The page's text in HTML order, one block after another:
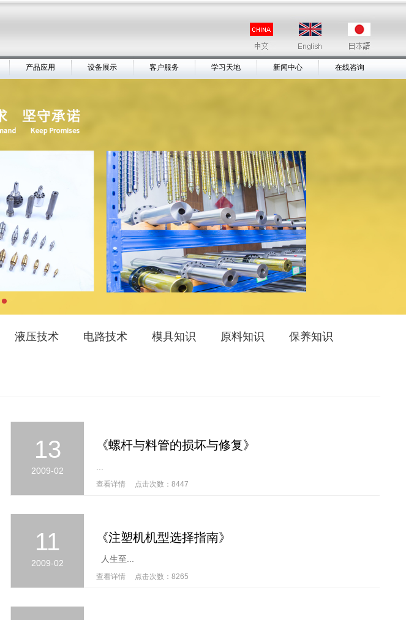
产品应用 设备展示 客户服务 学习天地 新闻中心 在线咨询
液压技术 电路技术 模具知识 原料知识 保养知识
13
2009-02
《螺杆与料管的损坏与修复》
查看详情 点击次数：8447
11
2009-02
《注塑机机型选择指南》
人生至...
查看详情 点击次数：8265